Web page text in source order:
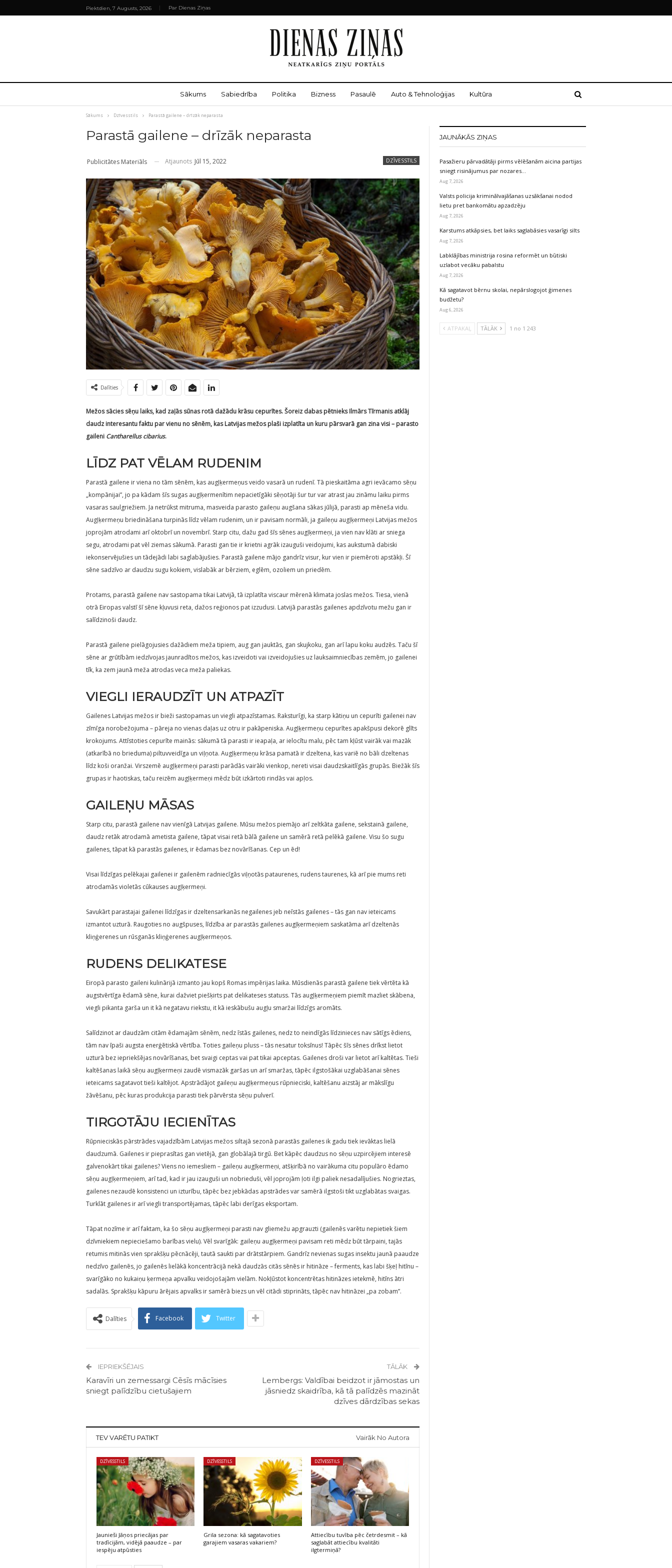
Piektdien, 7 Augusts, 2026 Par Dienas Ziņas
Sākums Sabiedrība Politika Bizness Pasaulē Auto & Tehnoloģijas Kultūra
Sākums Dzīvesstils Parastā gailene – drīzāk neparasta
Parastā gailene – drīzāk neparasta
DZĪVESSTILS
Publicitātes Materiāls Atjaunots Jūl 15, 2022
Dalīties
Mežos sācies sēņu laiks, kad zaļās sūnas rotā dažādu krāsu cepurītes. Šoreiz dabas pētnieks Ilmārs Tīrmanis atklāj
daudz interesantu faktu par vienu no sēnēm, kas Latvijas mežos plaši izplatīta un kuru pārsvarā gan zina visi – parasto
gaileni Cantharellus cibarius.
LĪDZ PAT VĒLAM RUDENIM
Parastā gailene ir viena no tām sēnēm, kas augļķermeņus veido vasarā un rudenī. Tā pieskaitāma agri ievācamo sēņu
„kompānijai”, jo pa kādam šīs sugas augļķermenītim nepacietīgāki sēņotāji šur tur var atrast jau zināmu laiku pirms
vasaras saulgriežiem. Ja netrūkst mitruma, masveida parasto gaileņu augšana sākas jūlijā, parasti ap mēneša vidu.
Augļķermeņu briedināšana turpinās līdz vēlam rudenim, un ir pavisam normāli, ja gaileņu augļķermeņi Latvijas mežos
joprojām atrodami arī oktobrī un novembrī. Starp citu, dažu gad šīs sēnes augļķermeņi, ja vien nav klāti ar sniega
segu, atrodami pat vēl ziemas sākumā. Parasti gan tie ir krietni agrāk izauguši veidojumi, kas aukstumā dabiski
iekonservējušies un tādejādi labi saglabājušies. Parastā gailene mājo gandrīz visur, kur vien ir piemēroti apstākļi. Šī
sēne sadzīvo ar daudzu sugu kokiem, vislabāk ar bērziem, eglēm, ozoliem un priedēm.
Protams, parastā gailene nav sastopama tikai Latvijā, tā izplatīta viscaur mērenā klimata joslas mežos. Tiesa, vienā
otrā Eiropas valstī šī sēne kļuvusi reta, dažos reģionos pat izzudusi. Latvijā parastās gailenes apdzīvotu mežu gan ir
salīdzinoši daudz.
Parastā gailene pielāgojusies dažādiem meža tipiem, aug gan jauktās, gan skujkoku, gan arī lapu koku audzēs. Taču šī
sēne ar grūtībām iedzīvojas jaunradītos mežos, kas izveidoti vai izveidojušies uz lauksaimniecības zemēm, jo gailenei
tīk, ka zem jaunā meža atrodas veca meža paliekas.
VIEGLI IERAUDZĪT UN ATPAZĪT
Gailenes Latvijas mežos ir bieži sastopamas un viegli atpazīstamas. Raksturīgi, ka starp kātiņu un cepurīti gailenei nav
zīmīga norobežojuma – pāreja no vienas daļas uz otru ir pakāpeniska. Augļķermeņu cepurītes apakšpusi dekorē glīts
krokojums. Attīstoties cepurīte mainās: sākumā tā parasti ir ieapaļa, ar ielocītu malu, pēc tam kļūst vairāk vai mazāk
(atkarībā no brieduma) piltuvveidīga un viļņota. Augļķermeņu krāsa pamatā ir dzeltena, kas variē no bāli dzeltenas
līdz koši oranžai. Virszemē augļķermeņi parasti parādās vairāki vienkop, nereti visai daudzskaitlīgās grupās. Biežāk šīs
grupas ir haotiskas, taču reizēm augļķermeņi mēdz būt izkārtoti rindās vai apļos.
GAILEŅU MĀSAS
Starp citu, parastā gailene nav vienīgā Latvijas gailene. Mūsu mežos piemājo arī zeltkāta gailene, sekstainā gailene,
daudz retāk atrodamā ametista gailene, tāpat visai retā bālā gailene un samērā retā pelēkā gailene. Visu šo sugu
gailenes, tāpat kā parastās gailenes, ir ēdamas bez novārīšanas. Cep un ēd!
Visai līdzīgas pelēkajai gailenei ir gailenēm radniecīgās viļņotās pataurenes, rudens taurenes, kā arī pie mums reti
atrodamās violetās cūkauses augļķermeņi.
Savukārt parastajai gailenei līdzīgas ir dzeltensarkanās negailenes jeb neīstās gailenes – tās gan nav ieteicams
izmantot uzturā. Raugoties no augšpuses, līdzība ar parastās gailenes augļķermeņiem saskatāma arī dzeltenās
kliņģerenes un rūsganās kliņģerenes augļķermeņos.
RUDENS DELIKATESE
Eiropā parasto gaileni kulinārijā izmanto jau kopš Romas impērijas laika. Mūsdienās parastā gailene tiek vērtēta kā
augstvērtīga ēdamā sēne, kurai dažviet piešķirts pat delikateses statuss. Tās augļķermeņiem piemīt mazliet skābena,
viegli pikanta garša un it kā negatavu riekstu, it kā ieskābušu augļu smaržai līdzīgs aromāts.
Salīdzinot ar daudzām citām ēdamajām sēnēm, nedz īstās gailenes, nedz to neindīgās līdzinieces nav sātīgs ēdiens,
tām nav īpaši augsta enerģētiskā vērtība. Toties gaileņu pluss – tās nesatur toksīnus! Tāpēc šīs sēnes drīkst lietot
uzturā bez iepriekšējas novārīšanas, bet svaigi ceptas vai pat tikai apceptas. Gailenes droši var lietot arī kaltētas. Tieši
kaltēšanas laikā sēņu augļķermeņi zaudē vismazāk garšas un arī smaržas, tāpēc ilgstošākai uzglabāšanai sēnes
ieteicams sagatavot tieši kaltējot. Apstrādājot gaileņu augļķermeņus rūpnieciski, kaltēšanu aizstāj ar mākslīgu
žāvēšanu, pēc kuras produkcija parasti tiek pārvērsta sēņu pulverī.
TIRGOTĀJU IECIENĪTAS
Rūpnieciskās pārstrādes vajadzībām Latvijas mežos siltajā sezonā parastās gailenes ik gadu tiek ievāktas lielā
daudzumā. Gailenes ir pieprasītas gan vietējā, gan globālajā tirgū. Bet kāpēc daudzus no sēņu uzpircējiem interesē
galvenokārt tikai gailenes? Viens no iemesliem – gaileņu augļķermeņi, atšķirībā no vairākuma citu populāro ēdamo
sēņu augļķermeņiem, arī tad, kad ir jau izauguši un nobrieduši, vēl joprojām ļoti ilgi paliek nesadalījušies. Nogrieztas,
gailenes nezaudē konsistenci un izturību, tāpēc bez jebkādas apstrādes var samērā ilgstoši tikt uzglabātas svaigas.
Turklāt gailenes ir arī viegli transportējamas, tāpēc labi derīgas eksportam.
Tāpat nozīme ir arī faktam, ka šo sēņu augļķermeņi parasti nav gliemežu apgrauzti (gailenēs varētu nepietiek šiem
dzīvniekiem nepieciešamo barības vielu). Vēl svarīgāk: gaileņu augļķermeņi pavisam reti mēdz būt tārpaini, tajās
retumis mitinās vien sprakšķu pēcnācēji, tautā saukti par drātstārpiem. Gandrīz nevienas sugas insektu jaunā paaudze
nedzīvo gailenēs, jo gailenēs lielākā koncentrācijā nekā daudzās citās sēnēs ir hitināze – ferments, kas labi šķeļ hitīnu –
svarīgāko no kukaiņu ķermeņa apvalku veidojošajām vielām. Nokļūstot koncentrētas hitināzes ietekmē, hitīns ātri
sadalās. Sprakšķu kāpuru ārējais apvalks ir samērā biezs un vēl citādi stiprināts, tāpēc nav hitināzei „pa zobam”.
Dalīties Facebook Twitter
IEPRIEKŠĒJAIS
Karavīri un zemessargi Cēsīs mācīsies
sniegt palīdzību cietušajiem
TĀLĀK
Lembergs: Valdībai beidzot ir jāmostas un
jāsniedz skaidrība, kā tā palīdzēs mazināt
dzīves dārdzības sekas
TEV VARĒTU PATIKT Vairāk No Autora
DZĪVESSTILS
Jaunieši Jāņos priecājas par
tradīcijām, vidējā paaudze – par
iespēju atpūsties
DZĪVESSTILS
Grila sezona: kā sagatavoties
garajiem vasaras vakariem?
DZĪVESSTILS
Attiecību tuvība pēc četrdesmit – kā
saglabāt attiecību kvalitāti
ilgtermiņā?
JAUNĀKĀS ZIŅAS
Pasažieru pārvadātāji pirms vēlēšanām aicina partijas
sniegt risinājumus par nozares…
Aug 7, 2026
Valsts policija kriminālvajāšanas uzsākšanai nodod
lietu pret bankomātu apzadzēju
Aug 7, 2026
Karstums atkāpsies, bet laiks saglabāsies vasarīgi silts
Aug 7, 2026
Labklājības ministrija rosina reformēt un būtiski
uzlabot vecāku pabalstu
Aug 7, 2026
Kā sagatavot bērnu skolai, nepārslogojot ģimenes
budžetu?
Aug 6, 2026
ATPAKAĻ TĀLĀK 1 no 1 243